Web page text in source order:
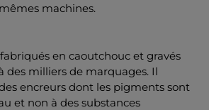
machines.
en caoutchouc et gravés
des milliers de marquages. Il
encreurs dont les pigments sont
et non à des substances